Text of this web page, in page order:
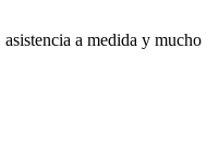
a medida y mucho